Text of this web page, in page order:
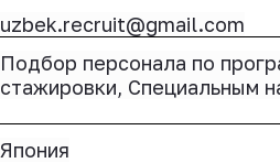
uzbek.recruit@gmail.com
Подбор персонала по
стажировки, Специальным
Япония